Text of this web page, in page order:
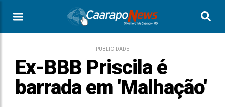
PUBLICIDADE
Ex-BBB Priscila é
barrada em 'Malhação'